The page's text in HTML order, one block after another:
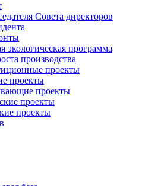
Совета директоров
экологическая программа
производства
проекты
проекты
проекты
проекты
проекты